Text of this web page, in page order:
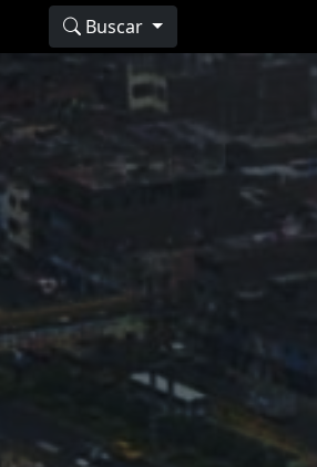
Buscar